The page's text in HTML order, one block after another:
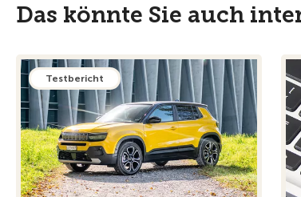
Das könnte Sie auch
Testbericht